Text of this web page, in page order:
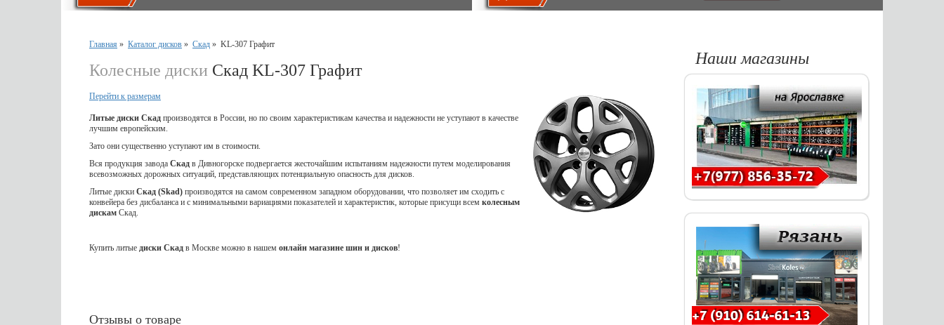
Главная » Каталог дисков » Скад » KL-307 Графит
Колесные диски Скад KL-307 Графит
Перейти к размерам
Литые диски Скад производятся в России, но по своим характеристикам качества и надежности не уступают в качестве
лучшим европейским.
Зато они существенно уступают им в стоимости.
Вся продукция завода Скад в Дивногорске подвергается жесточайшим испытаниям надежности путем моделирования
всевозможных дорожных ситуаций, представляющих потенциальную опасность для дисков.
Литые диски Скад (Skad) производятся на самом современном западном оборудовании, что позволяет им сходить с
конвейера без дисбаланса и с минимальными вариациями показателей и характеристик, которые присущи всем колесным
дискам Скад.
Купить литые диски Скад в Москве можно в нашем онлайн магазине шин и дисков!
Отзывы о товаре
Наши магазины